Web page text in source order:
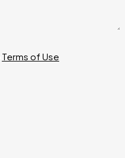
Terms of Use